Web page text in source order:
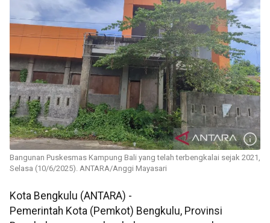
Bangunan Puskesmas Kampung Bali yang telah terbengkalai sejak 2021,
Selasa (10/6/2025). ANTARA/Anggi Mayasari
Kota Bengkulu (ANTARA) -
Pemerintah Kota (Pemkot) Bengkulu, Provinsi